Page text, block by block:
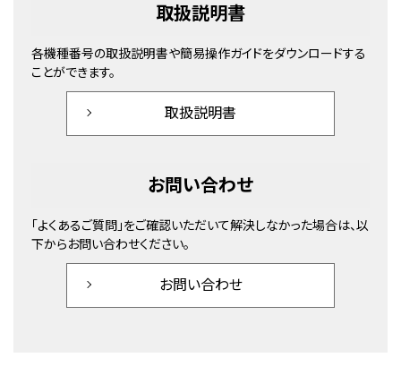
取扱説明書
各機種番号の取扱説明書や簡易操作ガイドをダウンロードする
ことができます。
取扱説明書
お問い合わせ
「よくあるご質問」をご確認いただいて解決しなかった場合は、以
下からお問い合わせください。
お問い合わせ